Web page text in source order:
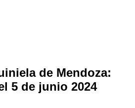
de Mendoza:
5 de junio 2024